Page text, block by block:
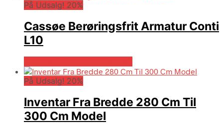
På Udsalg! 20%
Cassøe Berøringsfrit Armatur Conti
L10
På Udsalg! 20%
Inventar Fra Bredde 280 Cm Til
300 Cm Model